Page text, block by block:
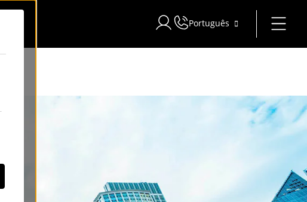
Iniciar sessão no Star Traveler ou
Português